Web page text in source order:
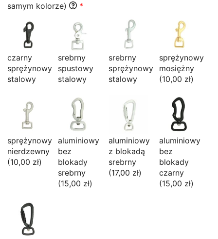
samym kolorze)
*
czarny
sprężynowy
stalowy
srebrny
spustowy
stalowy
srebrny
sprężynowy
stalowy
sprężynowy
mosiężny
(10,00 zł)
sprężynowy
nierdzewny
(10,00 zł)
aluminiowy
bez
blokady
srebrny
(15,00 zł)
aluminiowy
z blokadą
srebrny
(17,00 zł)
aluminiowy
bez
blokady
czarny
(15,00 zł)